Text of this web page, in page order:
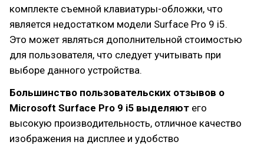
комплекте съемной клавиатуры-обложки, что
является недостатком модели Surface Pro 9 i5.
Это может являться дополнительной стоимостью
для пользователя, что следует учитывать при
выборе данного устройства.
Большинство пользовательских отзывов о
Microsoft Surface Pro 9 i5 выделяют его
высокую производительность, отличное качество
изображения на дисплее и удобство